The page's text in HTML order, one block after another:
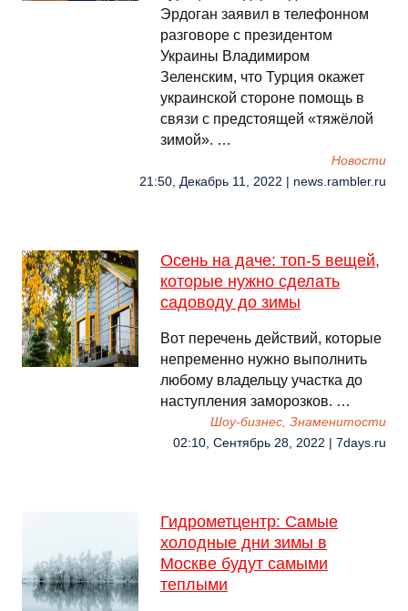
Эрдоган заявил в телефонном
разговоре с президентом
Украины Владимиром
Зеленским, что Турция окажет
украинской стороне помощь в
связи с предстоящей «тяжёлой
зимой». …
Новости
21:50, Декабрь 11, 2022 | news.rambler.ru
Осень на даче: топ-5 вещей,
которые нужно сделать
садоводу до зимы
Вот перечень действий, которые
непременно нужно выполнить
любому владельцу участка до
наступления заморозков. …
Шоу-бизнес, Знаменитости
02:10, Сентябрь 28, 2022 | 7days.ru
Гидрометцентр: Самые
холодные дни зимы в
Москве будут самыми
теплыми